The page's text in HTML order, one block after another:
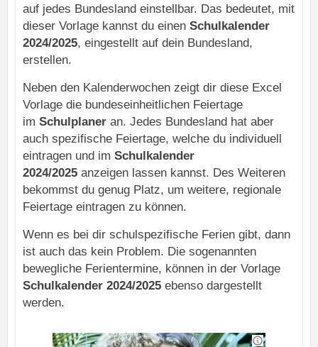
auf jedes Bundesland einstellbar. Das bedeutet, mit
dieser Vorlage kannst du einen Schulkalender
2024/2025, eingestellt auf dein Bundesland,
erstellen.
Neben den Kalenderwochen zeigt dir diese Excel
Vorlage die bundeseinheitlichen Feiertage
im Schulplaneran. Jedes Bundesland hat aber
auch spezifische Feiertage, welche du individuell
eintragen und im Schulkalender
2024/2025anzeigen lassen kannst. Des Weiteren
bekommst du genug Platz, um weitere, regionale
Feiertage eintragen zu können.
Wenn es bei dir schulspezifische Ferien gibt, dann
ist auch das kein Problem. Die sogenannten
bewegliche Ferientermine, können in der Vorlage
Schulkalender 2024/2025ebenso dargestellt
werden.